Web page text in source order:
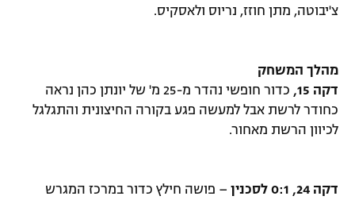
צ'יבוטה, מתן חוזז, נריוס ולאסקיס.
מהלך המשחק
דקה 15,
כדור חופשי נהדר מ-25 מ' של יונתן כהן נראה
כחודר לרשת אבל למעשה פגע בקורה החיצונית והתגלגל
לכיוון הרשת מאחור.
דקה 24, 0:1 לסכנין
– פושה חילץ כדור במרכז המגרש